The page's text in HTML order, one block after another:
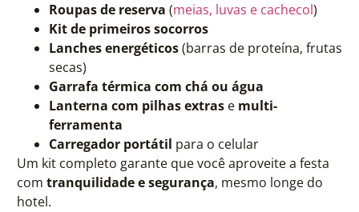
Roupas de reserva (meias, luvas e cachecol)
Kit de primeiros socorros
Lanches energéticos(barras de proteína, frutas
secas)
Garrafa térmica com chá ou água
Lanterna com pilhas extras e multi-
ferramenta
Carregador portátil para o celular
Um kit completo garante que você aproveite a festa
com tranquilidade e segurança, mesmo longe do
hotel.